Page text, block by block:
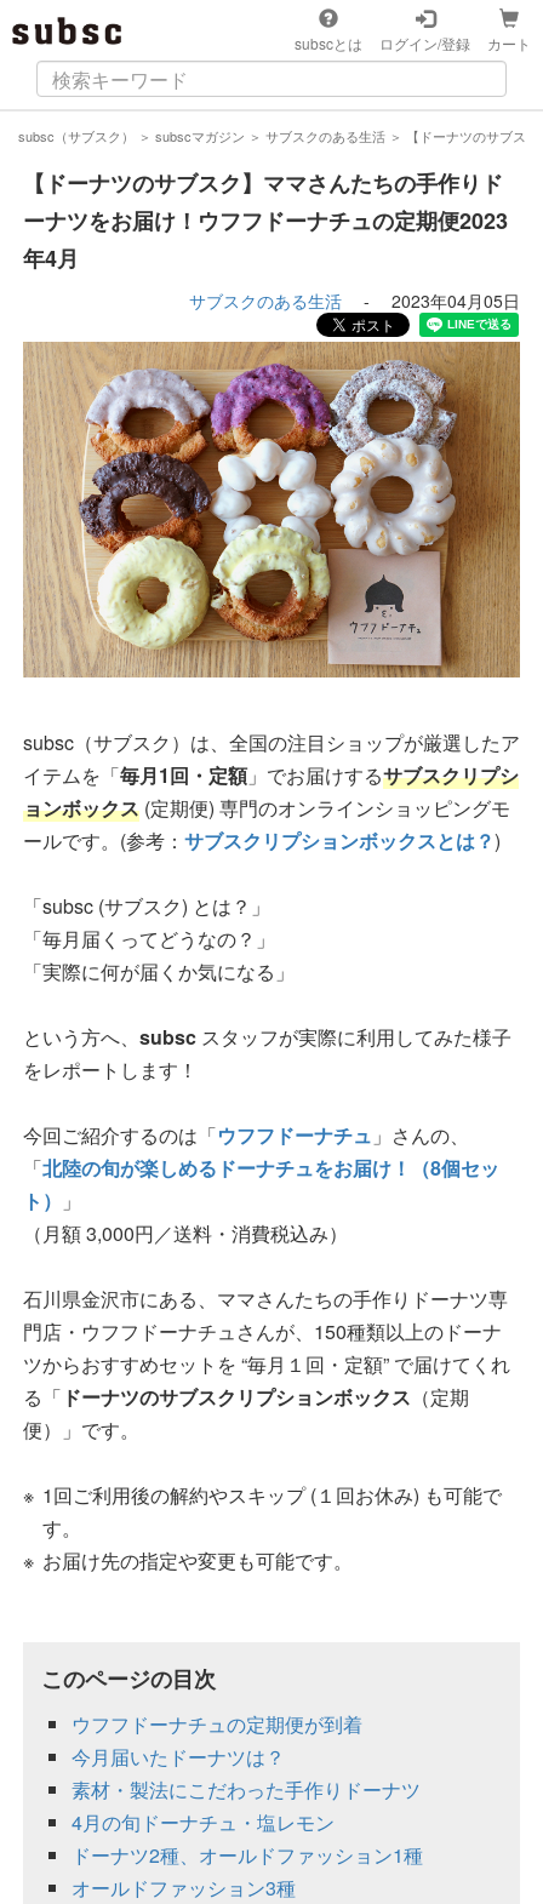
subscとは ログイン/登録 カート
subsc（サブスク） ＞ subscマガジン ＞ サブスクのある生活 ＞ 【ドーナツのサブス
【ドーナツのサブスク】ママさんたちの手作りド
ーナツをお届け！ウフフドーナチュの定期便2023
年4月
サブスクのある生活 - 2023年04月05日
subsc（サブスク）は、全国の注目ショップが厳選したア
イテムを「毎月1回・定額」でお届けするサブスクリプシ
ョンボックス (定期便) 専門のオンラインショッピングモ
ールです。(参考： サブスクリプションボックスとは？)
「subsc (サブスク) とは？」
「毎月届くってどうなの？」
「実際に何が届くか気になる」
という方へ、 subsc スタッフが実際に利用してみた様子
をレポートします！
今回ご紹介するのは「ウフフドーナチュ 」さんの、
「北陸の旬が楽しめるドーナチュをお届け！（8個セッ
ト）
」
（月額 3,000円／送料・消費税込み）
石川県金沢市にある、ママさんたちの手作りドーナツ専
門店・ウフフドーナチュさんが、150種類以上のドーナ
ツからおすすめセットを “毎月１回・定額” で届けてくれ
る「 ドーナツのサブスクリプションボックス （定期
便）」です。
1回ご利用後の解約やスキップ (１回お休み) も可能で
す。
お届け先の指定や変更も可能です。
このページの目次
ウフフドーナチュの定期便が到着
今月届いたドーナツは？
素材・製法にこだわった手作りドーナツ
4月の旬ドーナチュ・塩レモン
ドーナツ2種、オールドファッション1種
オールドファッション3種